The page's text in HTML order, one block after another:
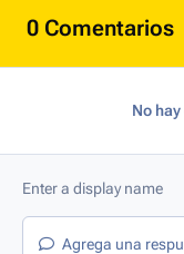
0 Comentarios
No
Agrega una